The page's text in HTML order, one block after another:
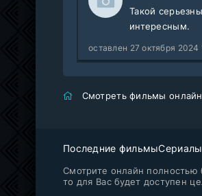
Такой
интересным.
оставлен 27 октября 2024
Смотреть фильмы онлайн
Последние фильмы
Смотрите онлайн полностью
то для Вас будет доступен